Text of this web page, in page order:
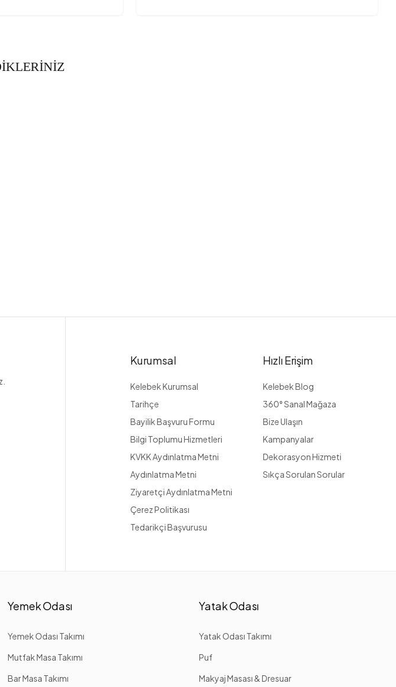
Kurumsal
Kelebek Kurumsal
Tarihçe
Bayilik Başvuru Formu
Bilgi Toplumu Hizmetleri
KVKK Aydınlatma Metni
Aydınlatma Metni
Ziyaretçi Aydınlatma Metni
Çerez Politikası
Tedarikçi Başvurusu
Hızlı Erişim
Kelebek Blog
360° Sanal Mağaza
Bize Ulaşın
Kampanyalar
Dekorasyon Hizmeti
Sıkça Sorulan Sorular
Yemek Odası
Yemek Odası Takımı
Mutfak Masa Takımı
Bar Masa Takımı
Yatak Odası
Yatak Odası Takımı
Puf
Makyaj Masası & Dresuar